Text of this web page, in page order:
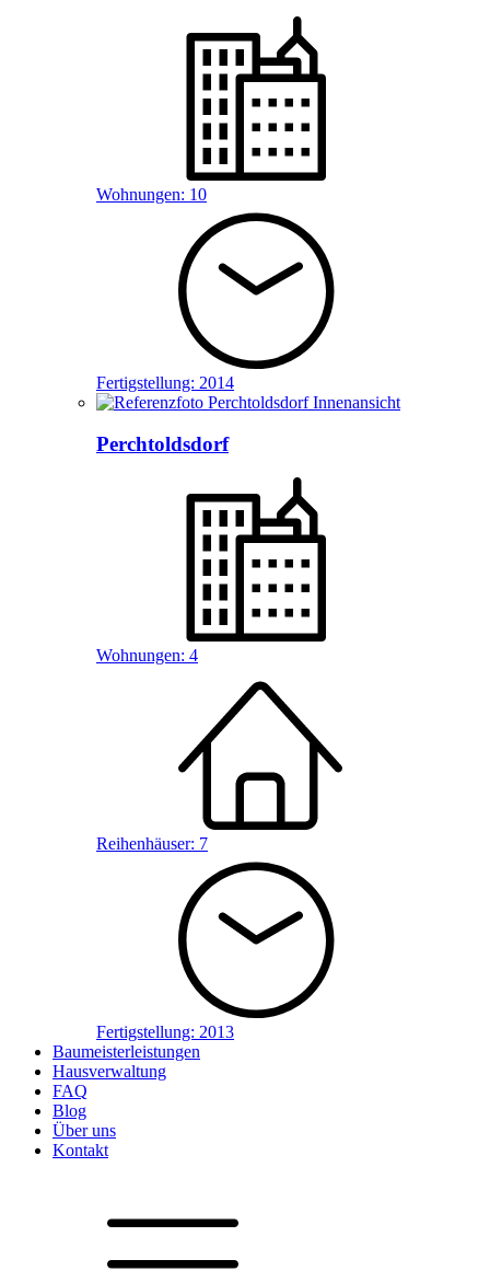
Wohnungen: 10
Fertigstellung: 2014
Perchtoldsdorf
Wohnungen: 4
Reihenhäuser: 7
Fertigstellung: 2013
Baumeisterleistungen
Hausverwaltung
FAQ
Blog
Über uns
Kontakt